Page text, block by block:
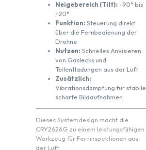
Neigebereich (Tilt): -90° bis
+20°
Funktion: Steuerung direkt
über die Fernbedienung der
Drohne
Nutzen: Schnelles Anvisieren
von Gaslecks und
Teilentladungen aus der Luft
Zusätzlich:
Vibrationsdämpfung für stabile,
scharfe Bildaufnahmen
Dieses Systemdesign macht die
CRY2626G zu einem leistungsfähigen
Werkzeug für Ferninspektionen aus
der Luft.